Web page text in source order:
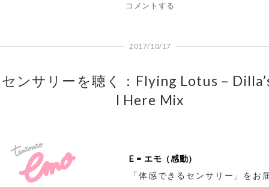
コメントする
2017/10/17
センサリーを聴く：Flying Lotus –
l Here Mix
E = エモ（感動）
「体感できるセンサリー」をお